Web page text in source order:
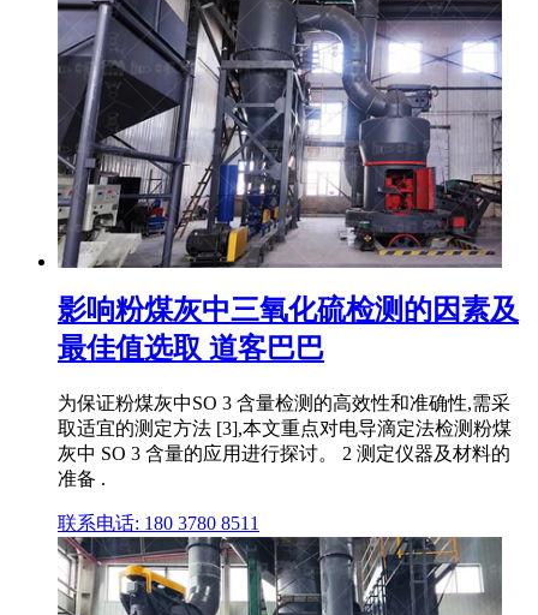
影响粉煤灰中三氧化硫检测的因素及
最佳值选取 道客巴巴
为保证粉煤灰中SO 3 含量检测的高效性和准确性,需采
取适宜的测定方法 [3],本文重点对电导滴定法检测粉煤
灰中 SO 3 含量的应用进行探讨。 2 测定仪器及材料的
准备 .
联系电话: 180 3780 8511